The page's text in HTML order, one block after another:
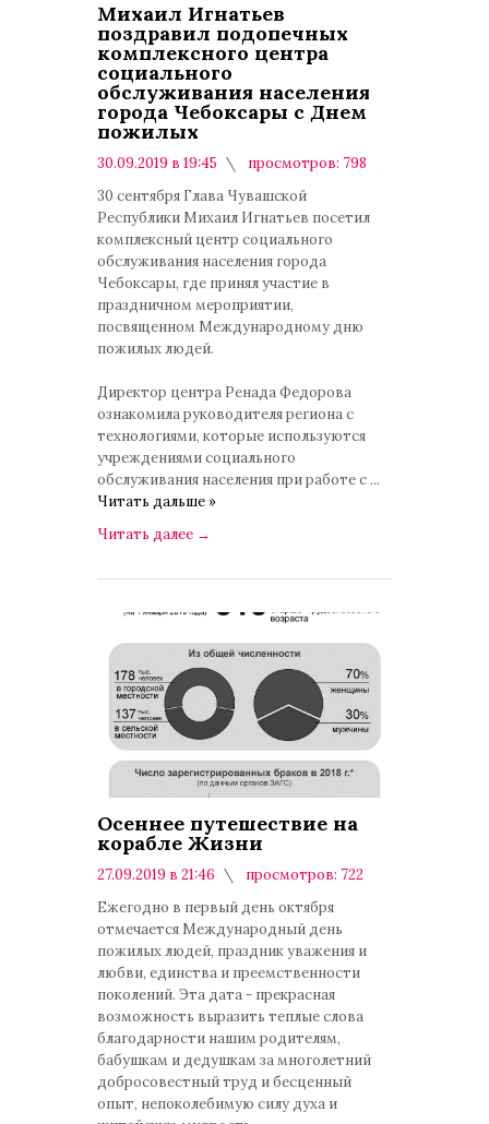
Михаил Игнатьев
поздравил подопечных
комплексного центра
социального
обслуживания населения
города Чебоксары с Днем
пожилых
30.09.2019 в 19:45
просмотров: 798
комментариев: 0
30 сентября Глава Чувашской
Республики Михаил Игнатьев посетил
комплексный центр социального
обслуживания населения города
Чебоксары, где принял участие в
праздничном мероприятии,
посвященном Международному дню
пожилых людей.
Директор центра Ренада Федорова
ознакомила руководителя региона с
технологиями, которые используются
учреждениями социального
обслуживания населения при работе с ...
Читать дальше »
Читать далее →
Осеннее путешествие на
корабле Жизни
27.09.2019 в 21:46
просмотров: 722
Ежегодно в первый день октября
отмечается Международный день
пожилых людей, праздник уважения и
любви, единства и преемственности
поколений. Эта дата - прекрасная
возможность выразить теплые слова
благодарности нашим родителям,
бабушкам и дедушкам за многолетний
добросовестный труд и бесценный
опыт, непоколебимую силу духа и